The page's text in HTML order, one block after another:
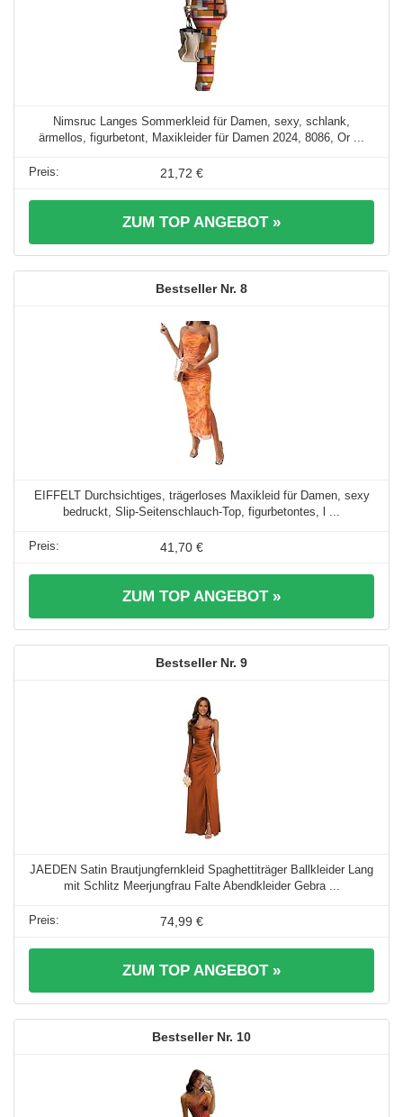
Nimsruc Langes Sommerkleid für Damen, sexy, schlank,
ärmellos, figurbetont, Maxikleider für Damen 2024, 8086, Or ...
21,72 €
ZUM TOP ANGEBOT »
8
EIFFELT Durchsichtiges, trägerloses Maxikleid für Damen, sexy
bedruckt, Slip-Seitenschlauch-Top, figurbetontes, l ...
41,70 €
ZUM TOP ANGEBOT »
9
JAEDEN Satin Brautjungfernkleid Spaghettiträger Ballkleider Lang
mit Schlitz Meerjungfrau Falte Abendkleider Gebra ...
74,99 €
ZUM TOP ANGEBOT »
10